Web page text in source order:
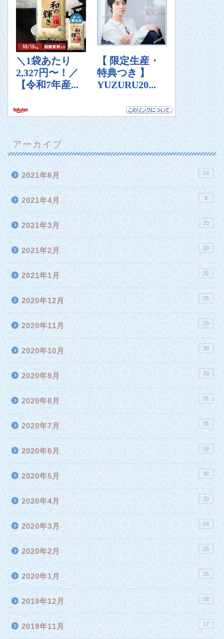
アーカイブ
2021年6月 14
2021年4月 8
2021年3月 23
2021年2月 20
2021年1月 31
2020年12月 25
2020年11月 29
2020年10月 30
2020年9月 29
2020年8月 31
2020年7月 31
2020年6月 33
2020年5月 30
2020年4月 20
2020年3月 24
2020年2月 25
2020年1月 25
2019年12月 18
2019年11月 17